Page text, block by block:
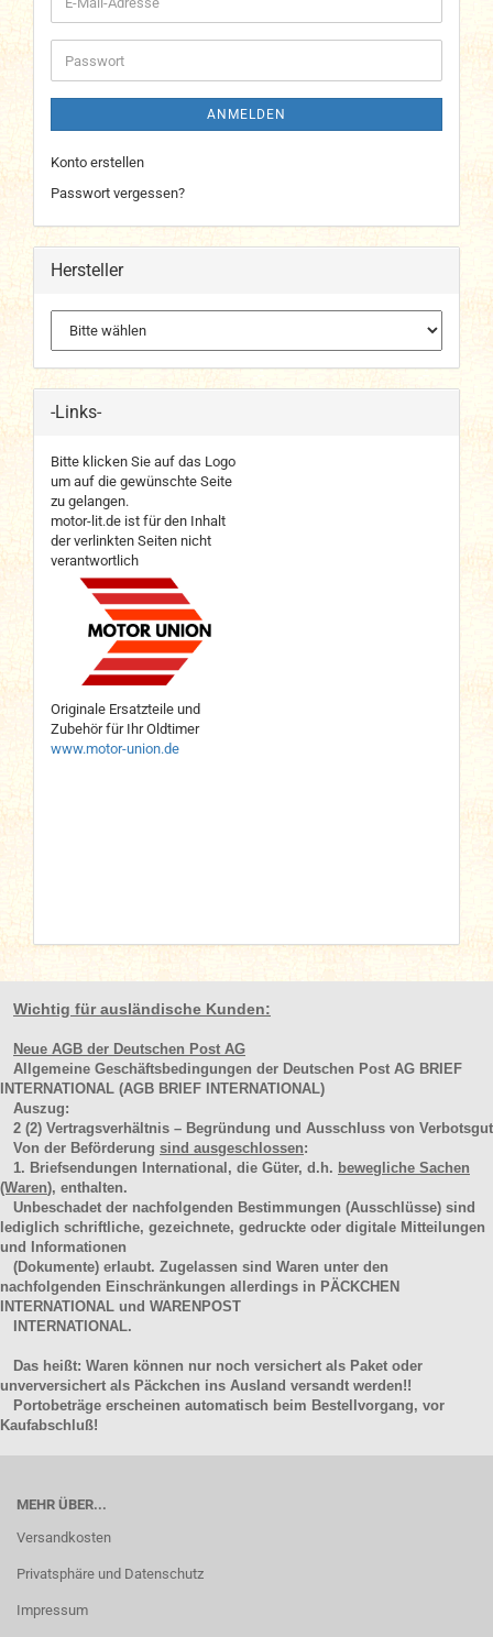
Mail-
Adresse
Passwort
ANMELDEN
Konto erstellen
Passwort vergessen?
Hersteller
-Links-
Bitte klicken Sie auf das Logo
um auf die gewünschte Seite
zu gelangen.
motor-lit.de ist für den Inhalt
der verlinkten Seiten nicht
verantwortlich
Originale Ersatzteile und
Zubehör für Ihr Oldtimer
www.motor-union.de
Wichtig für ausländische Kunden:
Neue AGB der Deutschen Post AG
Allgemeine Geschäftsbedingungen der Deutschen Post AG BRIEF
INTERNATIONAL (AGB BRIEF INTERNATIONAL)
Auszug:
2 (2) Vertragsverhältnis – Begründung und Ausschluss von Verbotsgut
Von der Beförderung sind ausgeschlossen:
1. Briefsendungen International, die Güter, d.h. bewegliche Sachen
(Waren), enthalten.
Unbeschadet der nachfolgenden Bestimmungen (Ausschlüsse) sind
lediglich schriftliche, gezeichnete, gedruckte oder digitale Mitteilungen
und Informationen
(Dokumente) erlaubt. Zugelassen sind Waren unter den
nachfolgenden Einschränkungen allerdings in PÄCKCHEN
INTERNATIONAL und WARENPOST
INTERNATIONAL.
Das heißt: Waren können nur noch versichert als Paket oder
unverversichert als Päckchen ins Ausland versandt werden!!
Portobeträge erscheinen automatisch beim Bestellvorgang, vor
Kaufabschluß!
MEHR ÜBER...
Versandkosten
Privatsphäre und Datenschutz
Impressum